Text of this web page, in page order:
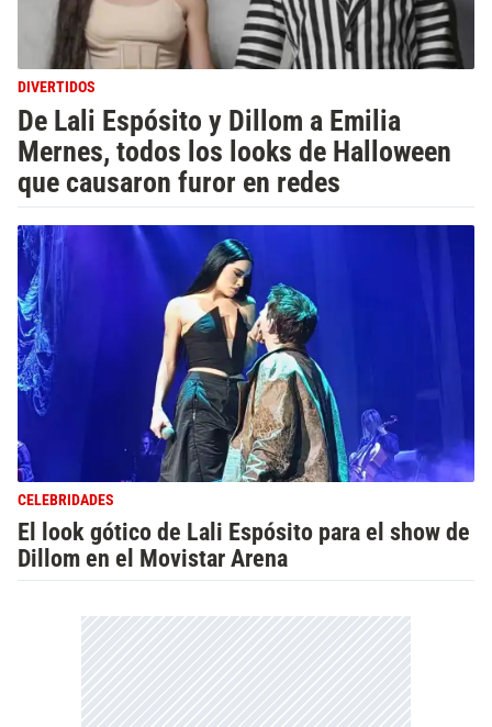
DIVERTIDOS
De Lali Espósito y Dillom a Emilia
Mernes, todos los looks de Halloween
que causaron furor en redes
CELEBRIDADES
El look gótico de Lali Espósito para el show de
Dillom en el Movistar Arena